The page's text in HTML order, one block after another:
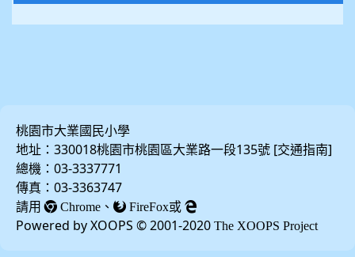
桃園市大業國民小學
地址：330018桃園市桃園區大業路一段135號 [交通指南]
總機：03-3337771
傳真：03-3363747
請用
Chrome 、 FireFox或
Powered by XOOPS © 2001-2020 The XOOPS Project